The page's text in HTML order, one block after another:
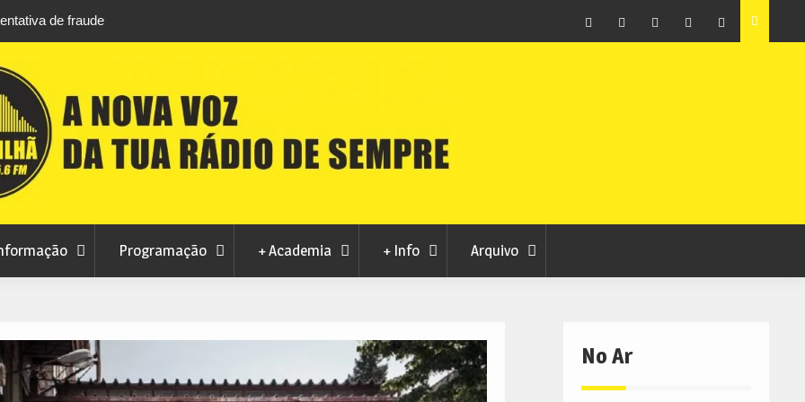
na Piscina
contrato de concessão dos transportes urbanos
Autarquia garante manutenção da ambulância do
INEM no Fundão
Programação + Academia + Info Arquivo
No Ar